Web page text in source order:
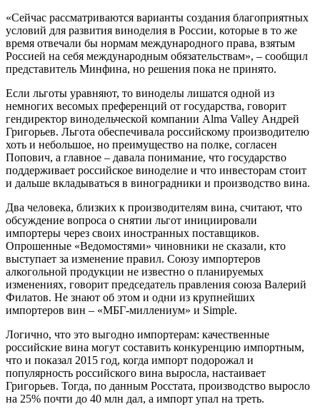
«Сейчас рассматриваются варианты создания благоприятных
условий для развития виноделия в России, которые в то же
время отвечали бы нормам международного права, взятым
Россией на себя международным обязательствам», – сообщил
представитель Минфина, но решения пока не принято.
Если льготы уравняют, то виноделы лишатся одной из
немногих весомых преференций от государства, говорит
гендиректор винодельческой компании Alma Valley Андрей
Григорьев. Льгота обеспечивала российскому производителю
хоть и небольшое, но преимущество на полке, согласен
Попович, а главное – давала понимание, что государство
поддерживает российское виноделие и что инвесторам стоит
и дальше вкладываться в виноградники и производство вина.
Два человека, близких к производителям вина, считают, что
обсуждение вопроса о снятии льгот инициировали
импортеры через своих иностранных поставщиков.
Опрошенные «Ведомостями» чиновники не сказали, кто
выступает за изменение правил. Союзу импортеров
алкогольной продукции не известно о планируемых
изменениях, говорит председатель правления союза Валерий
Филатов. Не знают об этом и одни из крупнейших
импортеров вин – «МБГ-миллениум» и Simple.
Логично, что это выгодно импортерам: качественные
российские вина могут составить конкуренцию импортным,
что и показал 2015 год, когда импорт подорожал и
популярность российского вина выросла, настаивает
Григорьев. Тогда, по данным Росстата, производство выросло
на 25% почти до 40 млн дал, а импорт упал на треть.